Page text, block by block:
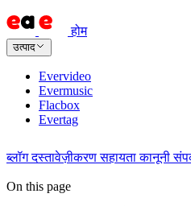
होम
उत्पाद
Evervideo
Evermusic
Flacbox
Evertag
ब्लॉग दस्तावेज़ीकरण सहायता कानूनी
On this page